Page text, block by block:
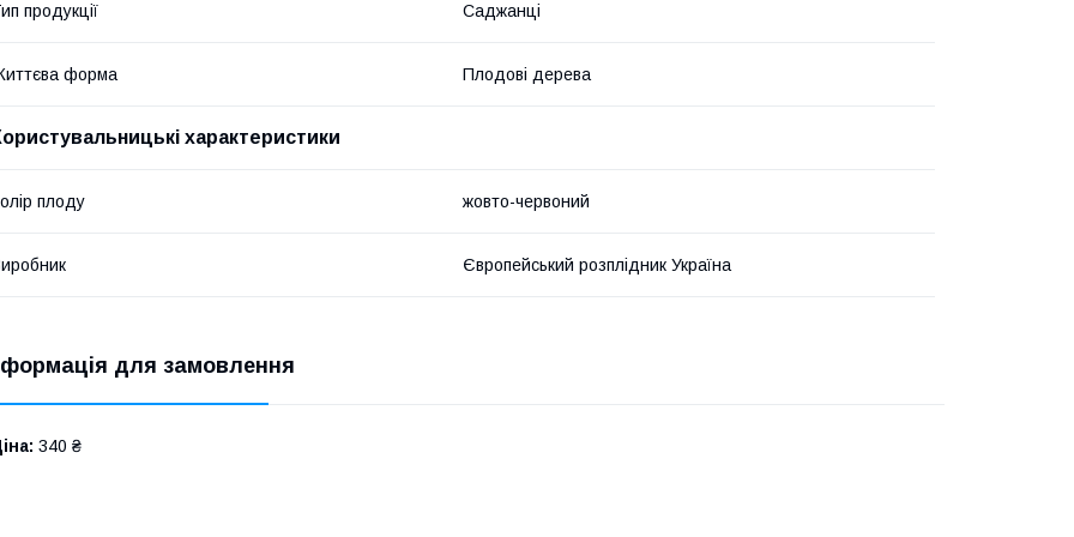
продукції Саджанці
форма Плодові дерева
характеристики
плоду жовто-червоний
Європейський розплідник Україна
для замовлення
340 ₴